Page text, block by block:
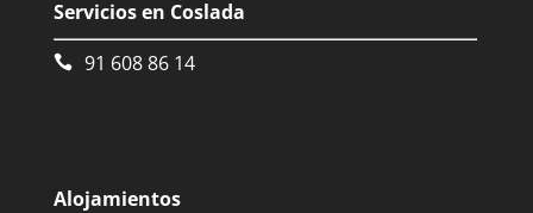
Servicios en Coslada
91 608 86 14
Alojamientos